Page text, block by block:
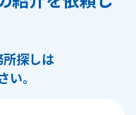
探しは
い。